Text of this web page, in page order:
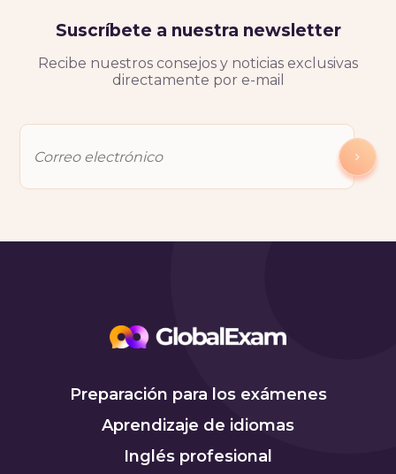
Suscríbete a nuestra newsletter
Recibe nuestros consejos y noticias exclusivas
directamente por e-mail
Preparación para los exámenes
Aprendizaje de idiomas
Inglés profesional